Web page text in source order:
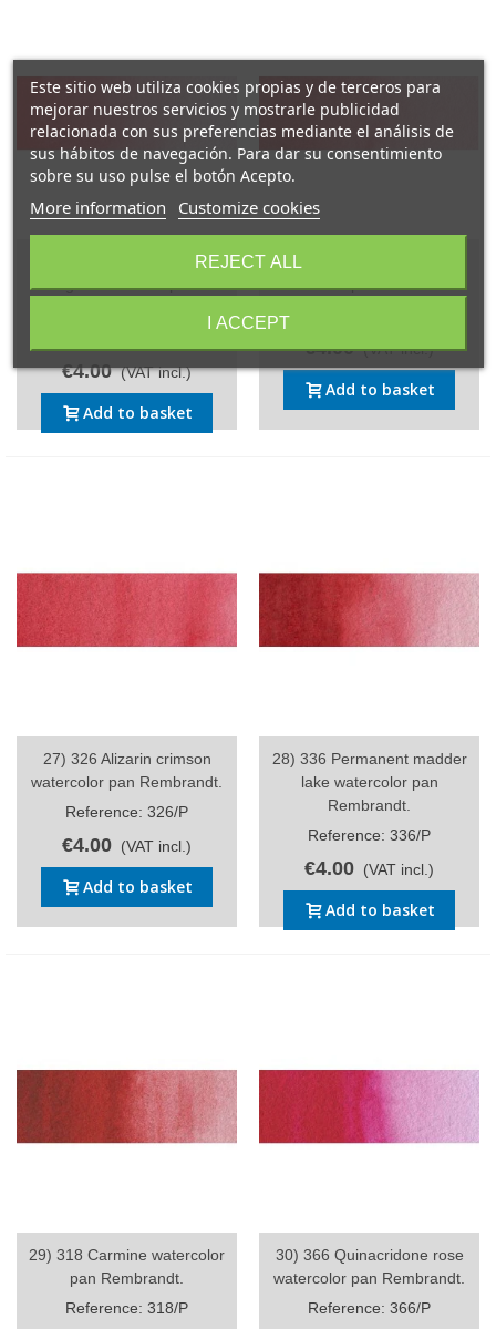
25) 321 Permanent madder
light watercolor pan
€4.00 (VAT incl.)
Add to basket
26) 331 Madder lake deep
watercolor pan Rembrandt.
€4.00 (VAT incl.)
Add to basket
27) 326 Alizarin crimson
watercolor pan Rembrandt.
Reference: 326/P
€4.00 (VAT incl.)
Add to basket
28) 336 Permanent madder
lake watercolor pan
Rembrandt.
Reference: 336/P
€4.00 (VAT incl.)
Add to basket
29) 318 Carmine watercolor
pan Rembrandt.
Reference: 318/P
30) 366 Quinacridone rose
watercolor pan Rembrandt.
Reference: 366/P
Este sitio web utiliza cookies propias y de terceros para
mejorar nuestros servicios y mostrarle publicidad
relacionada con sus preferencias mediante el análisis de
sus hábitos de navegación. Para dar su consentimiento
sobre su uso pulse el botón Acepto.
More information Customize cookies
REJECT ALL
I ACCEPT